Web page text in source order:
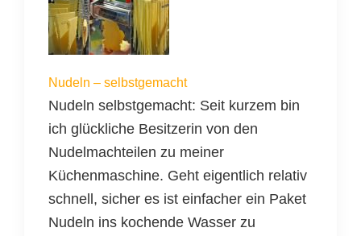
Nudeln – selbstgemacht
Nudeln selbstgemacht: Seit kurzem bin
ich glückliche Besitzerin von den
Nudelmachteilen zu meiner
Küchenmaschine. Geht eigentlich relativ
schnell, sicher es ist einfacher ein Paket
Nudeln ins kochende Wasser zu